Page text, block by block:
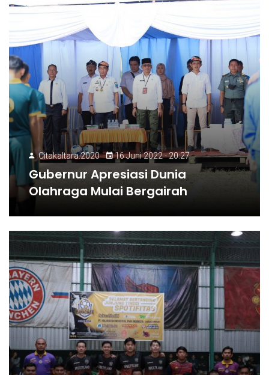
Citakaltara.2020 16 Juni 2022 - 20:27
Gubernur Apresiasi Dunia
Olahraga Mulai Bergairah